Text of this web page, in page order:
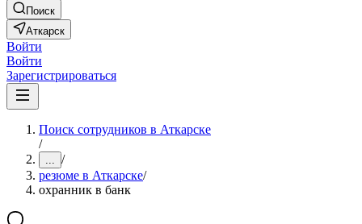
Поиск
Аткарск
Войти
Войти
Зарегистрироваться
Поиск сотрудников в Аткарске
/
... /
резюме в Аткарске/
охранник в банк